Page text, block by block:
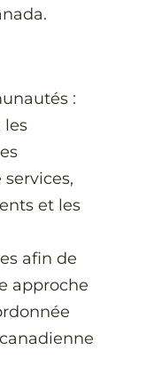
:
les
et les
afin de
approche